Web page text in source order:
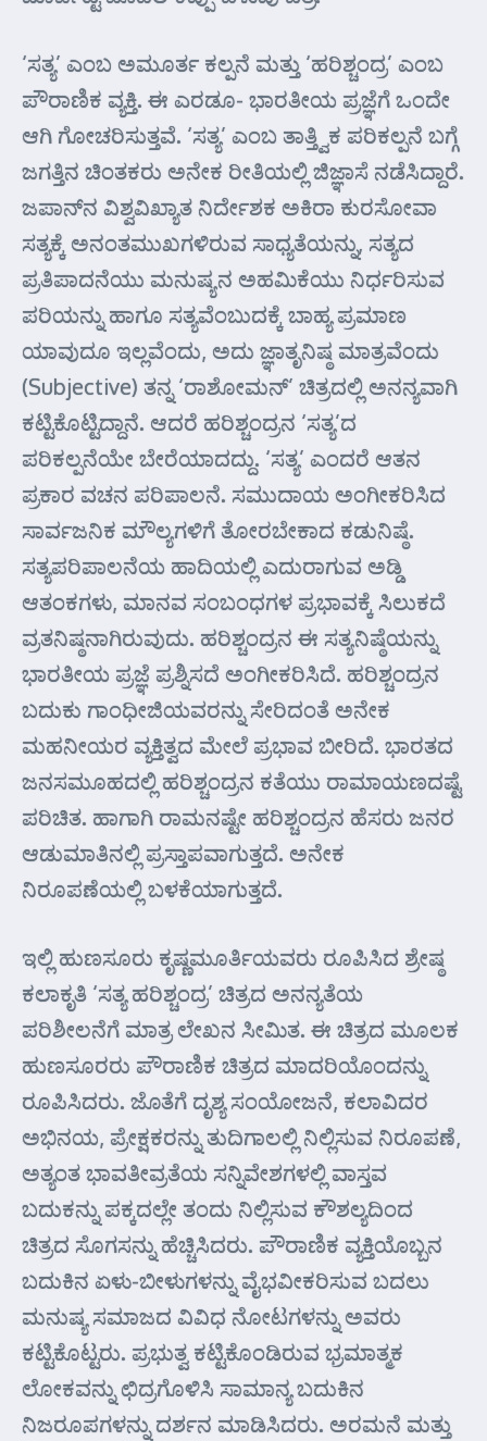
‘ಸತ್ಯ’ ಎಂಬ ಅಮೂರ್ತ ಕಲ್ಪನೆ ಮತ್ತು ‘ಹರಿಶ್ಚಂದ್ರ’ ಎಂಬ
ಪೌರಾಣಿಕ ವ್ಯಕ್ತಿ. ಈ ಎರಡೂ- ಭಾರತೀಯ ಪ್ರಜ್ಞೆಗೆ ಒಂದೇ
ಆಗಿ ಗೋಚರಿಸುತ್ತವೆ. ‘ಸತ್ಯ’ ಎಂಬ ತಾತ್ತ್ವಿಕ ಪರಿಕಲ್ಪನೆ ಬಗ್ಗೆ
ಜಗತ್ತಿನ ಚಿಂತಕರು ಅನೇಕ ರೀತಿಯಲ್ಲಿ ಜಿಜ್ಞಾಸೆ ನಡೆಸಿದ್ದಾರೆ.
ಜಪಾನ್‌ನ ವಿಶ್ವವಿಖ್ಯಾತ ನಿರ್ದೇಶಕ ಅಕಿರಾ ಕುರಸೋವಾ
ಸತ್ಯಕ್ಕೆ ಅನಂತಮುಖಗಳಿರುವ ಸಾಧ್ಯತೆಯನ್ನು, ಸತ್ಯದ
ಪ್ರತಿಪಾದನೆಯು ಮನುಷ್ಯನ ಅಹಮಿಕೆಯು ನಿರ್ಧರಿಸುವ
ಪರಿಯನ್ನು ಹಾಗೂ ಸತ್ಯವೆಂಬುದಕ್ಕೆ ಬಾಹ್ಯ ಪ್ರಮಾಣ
ಯಾವುದೂ ಇಲ್ಲವೆಂದು, ಅದು ಜ್ಞಾತೃನಿಷ್ಠ ಮಾತ್ರವೆಂದು
(Subjective) ತನ್ನ ‘ರಾಶೋಮನ್’ ಚಿತ್ರದಲ್ಲಿ ಅನನ್ಯವಾಗಿ
ಕಟ್ಟಿಕೊಟ್ಟಿದ್ದಾನೆ. ಆದರೆ ಹರಿಶ್ಚಂದ್ರನ ‘ಸತ್ಯ’ದ
ಪರಿಕಲ್ಪನೆಯೇ ಬೇರೆಯಾದದ್ದು. ‘ಸತ್ಯ’ ಎಂದರೆ ಆತನ
ಪ್ರಕಾರ ವಚನ ಪರಿಪಾಲನೆ. ಸಮುದಾಯ ಅಂಗೀಕರಿಸಿದ
ಸಾರ್ವಜನಿಕ ಮೌಲ್ಯಗಳಿಗೆ ತೋರಬೇಕಾದ ಕಡುನಿಷ್ಠೆ.
ಸತ್ಯಪರಿಪಾಲನೆಯ ಹಾದಿಯಲ್ಲಿ ಎದುರಾಗುವ ಅಡ್ಡಿ
ಆತಂಕಗಳು, ಮಾನವ ಸಂಬಂಧಗಳ ಪ್ರಭಾವಕ್ಕೆ ಸಿಲುಕದೆ
ವ್ರತನಿಷ್ಠನಾಗಿರುವುದು. ಹರಿಶ್ಚಂದ್ರನ ಈ ಸತ್ಯನಿಷ್ಠೆಯನ್ನು
ಭಾರತೀಯ ಪ್ರಜ್ಞೆ ಪ್ರಶ್ನಿಸದೆ ಅಂಗೀಕರಿಸಿದೆ. ಹರಿಶ್ಚಂದ್ರನ
ಬದುಕು ಗಾಂಧೀಜಿಯವರನ್ನು ಸೇರಿದಂತೆ ಅನೇಕ
ಮಹನೀಯರ ವ್ಯಕ್ತಿತ್ವದ ಮೇಲೆ ಪ್ರಭಾವ ಬೀರಿದೆ. ಭಾರತದ
ಜನಸಮೂಹದಲ್ಲಿ ಹರಿಶ್ಚಂದ್ರನ ಕತೆಯು ರಾಮಾಯಣದಷ್ಟೆ
ಪರಿಚಿತ. ಹಾಗಾಗಿ ರಾಮನಷ್ಟೇ ಹರಿಶ್ಚಂದ್ರನ ಹೆಸರು ಜನರ
ಆಡುಮಾತಿನಲ್ಲಿ ಪ್ರಸ್ತಾಪವಾಗುತ್ತದೆ. ಅನೇಕ
ನಿರೂಪಣೆಯಲ್ಲಿ ಬಳಕೆಯಾಗುತ್ತದೆ.
ಇಲ್ಲಿ ಹುಣಸೂರು ಕೃಷ್ಣಮೂರ್ತಿಯವರು ರೂಪಿಸಿದ ಶ್ರೇಷ್ಠ
ಕಲಾಕೃತಿ ‘ಸತ್ಯ ಹರಿಶ್ಚಂದ್ರ’ ಚಿತ್ರದ ಅನನ್ಯತೆಯ
ಪರಿಶೀಲನೆಗೆ ಮಾತ್ರ ಲೇಖನ ಸೀಮಿತ. ಈ ಚಿತ್ರದ ಮೂಲಕ
ಹುಣಸೂರರು ಪೌರಾಣಿಕ ಚಿತ್ರದ ಮಾದರಿಯೊಂದನ್ನು
ರೂಪಿಸಿದರು. ಜೊತೆಗೆ ದೃಶ್ಯ ಸಂಯೋಜನೆ, ಕಲಾವಿದರ
ಅಭಿನಯ, ಪ್ರೇಕ್ಷಕರನ್ನು ತುದಿಗಾಲಲ್ಲಿ ನಿಲ್ಲಿಸುವ ನಿರೂಪಣೆ,
ಅತ್ಯಂತ ಭಾವತೀವ್ರತೆಯ ಸನ್ನಿವೇಶಗಳಲ್ಲಿ ವಾಸ್ತವ
ಬದುಕನ್ನು ಪಕ್ಕದಲ್ಲೇ ತಂದು ನಿಲ್ಲಿಸುವ ಕೌಶಲ್ಯದಿಂದ
ಚಿತ್ರದ ಸೊಗಸನ್ನು ಹೆಚ್ಚಿಸಿದರು. ಪೌರಾಣಿಕ ವ್ಯಕ್ತಿಯೊಬ್ಬನ
ಬದುಕಿನ ಏಳು-ಬೀಳುಗಳನ್ನು ವೈಭವೀಕರಿಸುವ ಬದಲು
ಮನುಷ್ಯ ಸಮಾಜದ ವಿವಿಧ ನೋಟಗಳನ್ನು ಅವರು
ಕಟ್ಟಿಕೊಟ್ಟರು. ಪ್ರಭುತ್ವ ಕಟ್ಟಿಕೊಂಡಿರುವ ಭ್ರಮಾತ್ಮಕ
ಲೋಕವನ್ನು ಛಿದ್ರಗೊಳಿಸಿ ಸಾಮಾನ್ಯ ಬದುಕಿನ
ನಿಜರೂಪಗಳನ್ನು ದರ್ಶನ ಮಾಡಿಸಿದರು. ಅರಮನೆ ಮತ್ತು